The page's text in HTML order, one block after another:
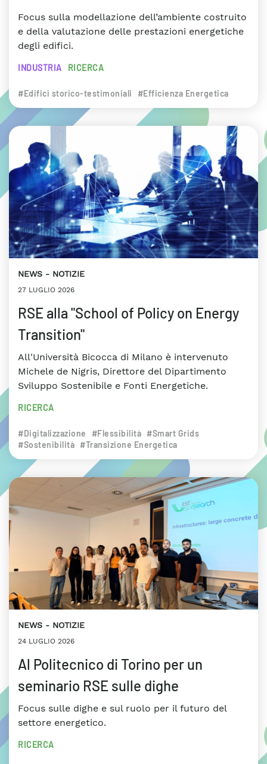
Focus sulla modellazione dell’ambiente costruito
e della valutazione delle prestazioni energetiche
degli edifici.
INDUSTRIA RICERCA
#Edifici storico-testimoniali #Efficienza Energetica
NEWS NOTIZIE
27 LUGLIO 2026
RSE alla "School of Policy on Energy
Transition"
All'Università Bicocca di Milano è intervenuto
Michele de Nigris, Direttore del Dipartimento
Sviluppo Sostenibile e Fonti Energetiche.
RICERCA
#Digitalizzazione #Flessibilità #Smart Grids
#Sostenibilità #Transizione Energetica
NEWS NOTIZIE
24 LUGLIO 2026
Al Politecnico di Torino per un
seminario RSE sulle dighe
Focus sulle dighe e sul ruolo per il futuro del
settore energetico.
RICERCA